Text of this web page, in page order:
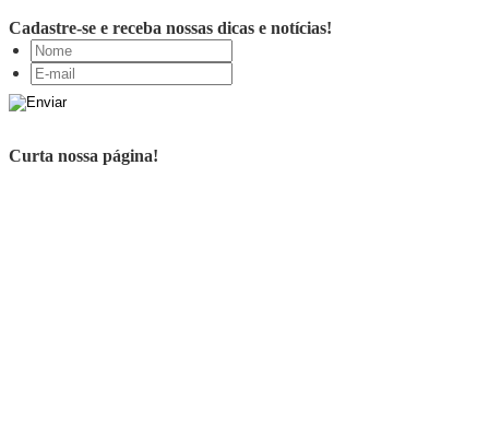
Cadastre-se e receba nossas dicas e notícias!
Curta nossa página!